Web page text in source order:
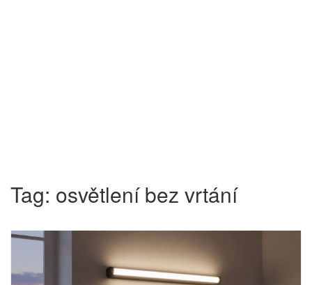
Tag: osvětlení bez vrtání